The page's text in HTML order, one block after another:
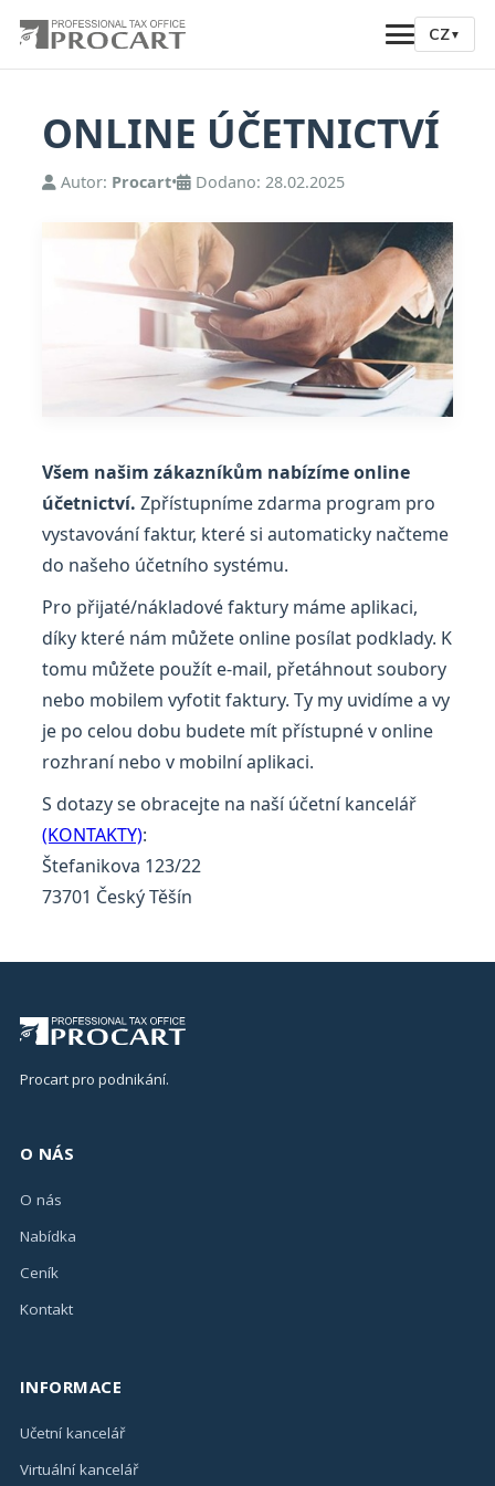
CZ▼
ONLINE ÚČETNICTVÍ
Autor: Procart• Dodano: 28.02.2025
Všem našim zákazníkům nabízíme online
účetnictví. Zpřístupníme zdarma program pro
vystavování faktur, které si automaticky načteme
do našeho účetního systému.
Pro přijaté/nákladové faktury máme aplikaci,
díky které nám můžete online posílat podklady. K
tomu můžete použít e-mail, přetáhnout soubory
nebo mobilem vyfotit faktury. Ty my uvidíme a vy
je po celou dobu budete mít přístupné v online
rozhraní nebo v mobilní aplikaci.
S dotazy se obracejte na naší účetní kancelář
(KONTAKTY):
Štefanikova 123/22
73701 Český Těšín
Procart pro podnikání.
O NÁS
O nás
Nabídka
Ceník
Kontakt
INFORMACE
Učetní kancelář
Virtuální kancelář